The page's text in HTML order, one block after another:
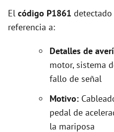
El código P1861
referencia a:
Detalles de
motor, sistema
fallo de señal
Motivo:
pedal de
la mariposa